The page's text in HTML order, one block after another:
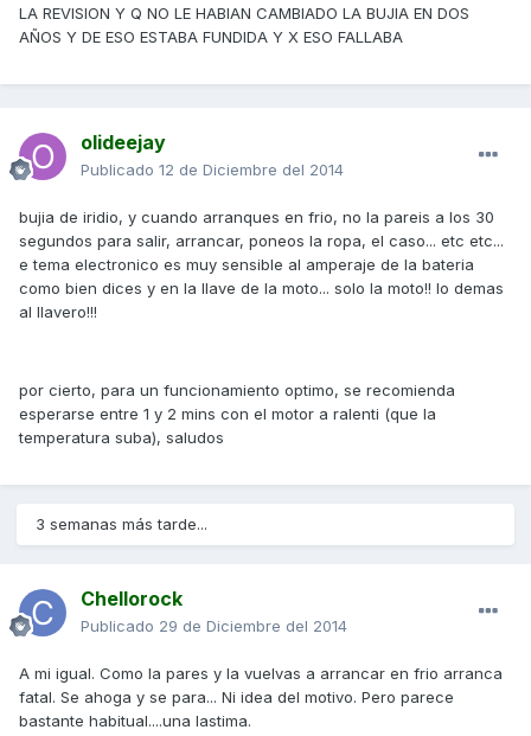
LA REVISION Y Q NO LE HABIAN CAMBIADO LA BUJIA EN DOS
AÑOS Y DE ESO ESTABA FUNDIDA Y X ESO FALLABA
olideejay
Publicado 12 de Diciembre del 2014
bujia de iridio, y cuando arranques en frio, no la pareis a los 30
segundos para salir, arrancar, poneos la ropa, el caso... etc etc...
e tema electronico es muy sensible al amperaje de la bateria
como bien dices y en la llave de la moto... solo la moto!! lo demas
al llavero!!!
por cierto, para un funcionamiento optimo, se recomienda
esperarse entre 1 y 2 mins con el motor a ralenti (que la
temperatura suba), saludos
3 semanas más tarde...
Chellorock
Publicado 29 de Diciembre del 2014
A mi igual. Como la pares y la vuelvas a arrancar en frio arranca
fatal. Se ahoga y se para... Ni idea del motivo. Pero parece
bastante habitual....una lastima.